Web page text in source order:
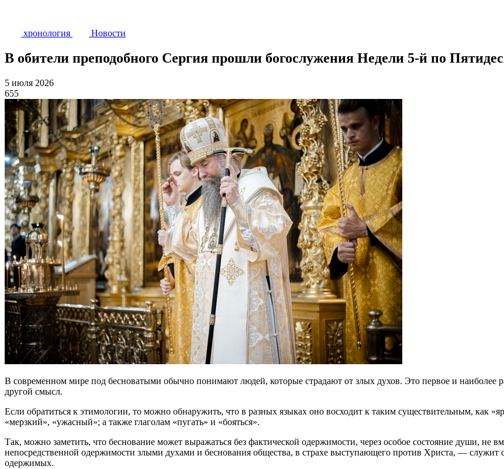
хронология Новости
В обители преподобного Сергия прошли богослужения Недели 5-й по
5 июля 2026
655
В современном мире под бесноватыми обычно понимают людей, которые страдают от злых духов. Это первое и наиболее
другой смысл.
Если обратиться к этимологии, то можно обнаружить, что в разных языках оно восходит к таким существительным, как
«мерзкий», «ужасный»; а также глаголам «пугать» и «бояться».
Так, можно заметить, что беснование может выражаться без фактической одержимости, через особое состояние души,
непосредственной одержимости злыми духами и беснования общества, в страхе выступающего против Христа, — служит
одержимых.